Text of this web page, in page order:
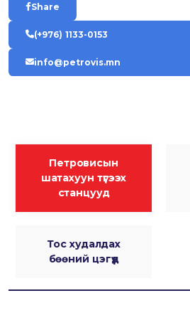
Share
(+976) 1133-0153
info@petrovis.mn
Петровисын
шатахуун түгээх
станцууд
Тос худалдах
бөөний цэгүүд